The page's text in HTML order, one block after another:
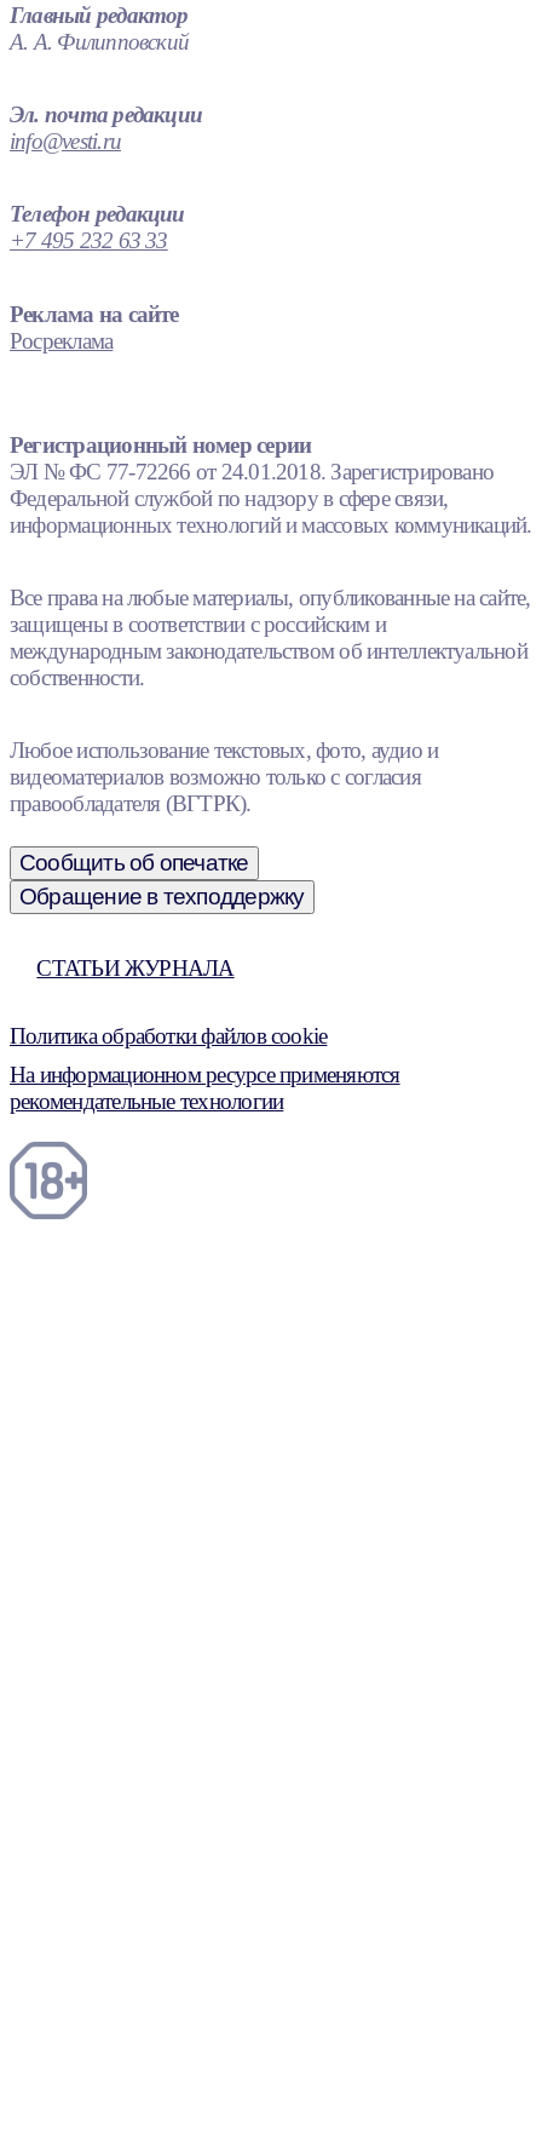
Главный редактор
А. А. Филипповский
Эл. почта редакции
info@vesti.ru
Телефон редакции
+7 495 232 63 33
Реклама на сайте
Росреклама
Регистрационный номер серии
ЭЛ № ФС 77-72266 от 24.01.2018. Зарегистрировано
Федеральной службой по надзору в сфере связи,
информационных технологий и массовых коммуникаций.
Все права на любые материалы, опубликованные на сайте,
защищены в соответствии с российским и
международным законодательством об интеллектуальной
собственности.
Любое использование текстовых, фото, аудио и
видеоматериалов возможно только с согласия
правообладателя (ВГТРК).
Сообщить об опечатке
Обращение в техподдержку
СТАТЬИ ЖУРНАЛА
Политика обработки файлов cookie
На информационном ресурсе применяются
рекомендательные технологии